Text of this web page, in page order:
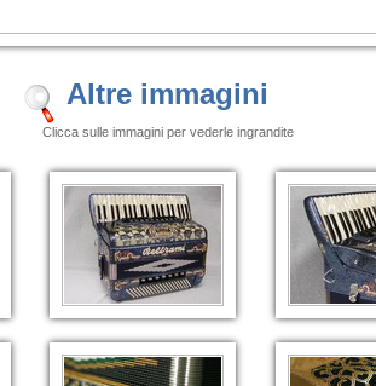
Altre immagini
Clicca sulle immagini per vederle ingrandite